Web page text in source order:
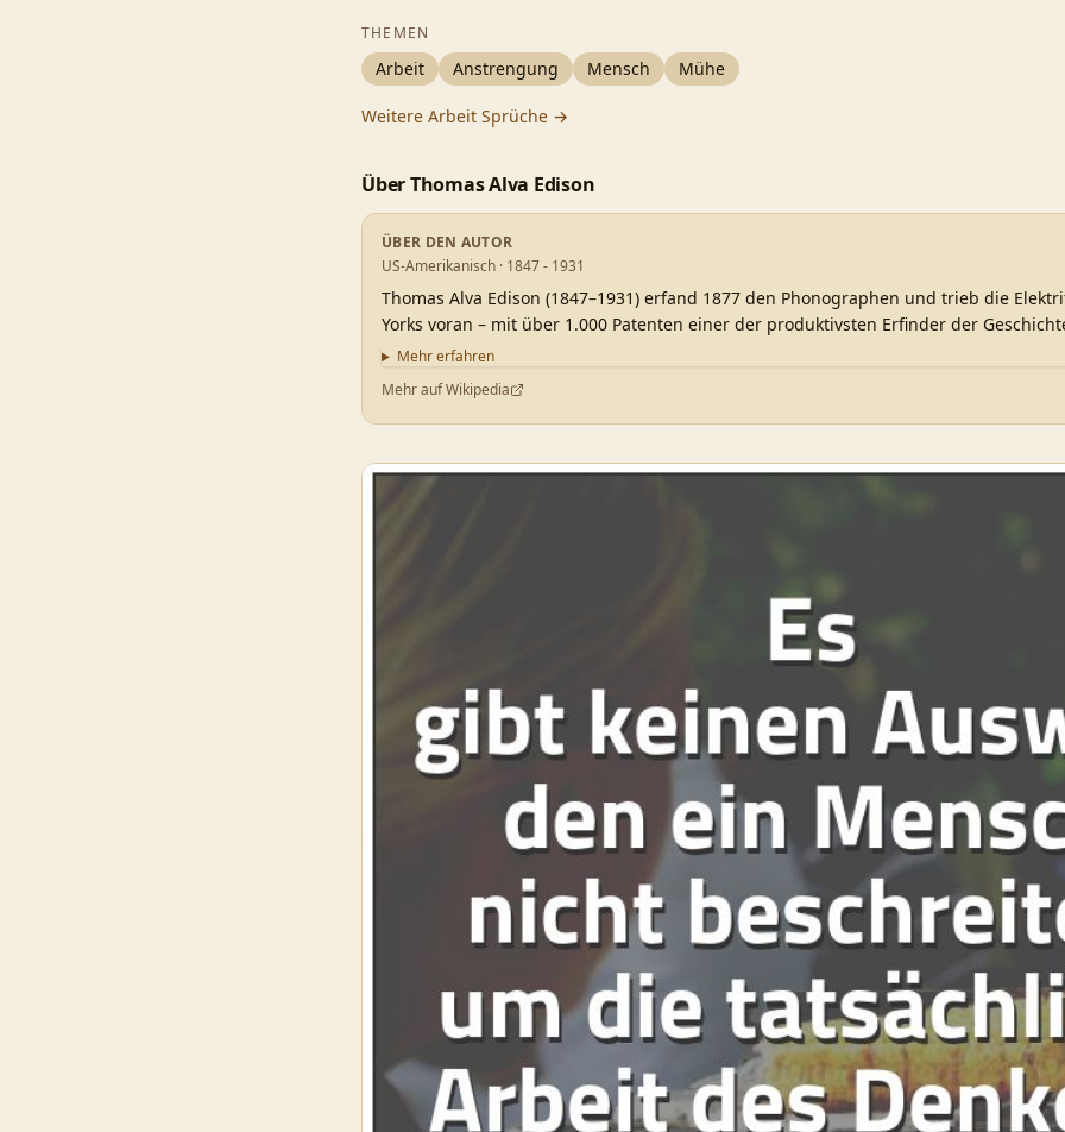
THEMEN
Arbeit Anstrengung Mensch Mühe
Weitere Arbeit Sprüche →
ÜberThomas Alva Edison
ÜBER DEN AUTOR
US-Amerikanisch · 1847 - 1931
Thomas Alva Edison (1847–1931) erfand 1877 den Phonographen und trieb die
Yorks voran – mit über 1.000 Patenten einer der produktivsten Erfinder der
Mehr erfahren
Mehr auf Wikipedia